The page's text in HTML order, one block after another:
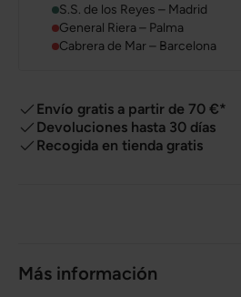
S.S. de los Reyes – Madrid
General Riera – Palma
Cabrera de Mar – Barcelona
Envío gratis a partir de 70 €*
Devoluciones hasta 30 días
Recogida en tienda gratis
Más información